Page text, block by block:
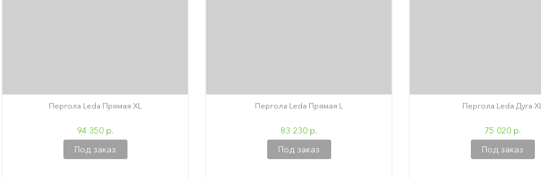
Пергола Leda Прямая XL
94 350 р.
Под заказ
Пергола Leda Прямая L
83 230 р.
Под заказ
Пергола Leda Дуга XL
75 020 р.
Под заказ